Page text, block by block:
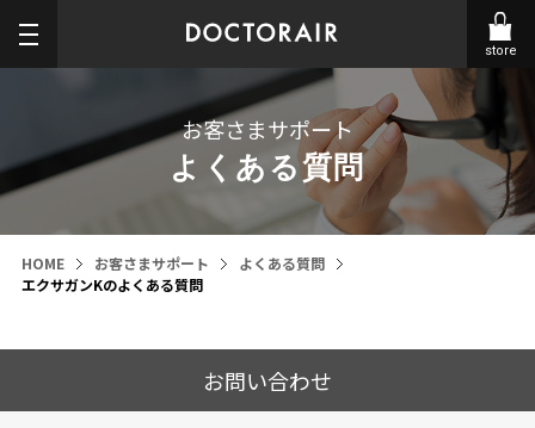
store
お客さまサポート
よくある質問
HOME お客さまサポート
よくある質問
エクサガンKのよくある質問
お問い合わせ